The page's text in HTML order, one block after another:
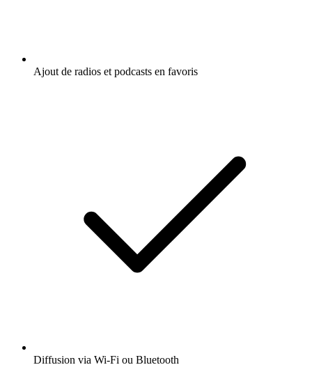
Ajout de radios et podcasts en favoris
Diffusion via Wi-Fi ou Bluetooth